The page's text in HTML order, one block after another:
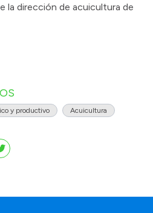
la dirección de acuicultura de
y productivo Acuicultura